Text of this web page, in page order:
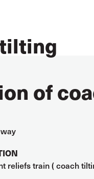
of
reliefs train ( coach